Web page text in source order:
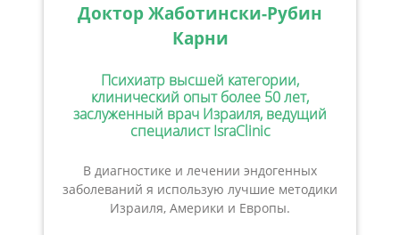
Доктор Жаботински-Рубин
Карни
Психиатр высшей категории,
клинический опыт более 50 лет,
заслуженный врач Израиля, ведущий
специалист IsraClinic
В диагностике и лечении эндогенных
заболеваний я использую лучшие методики
Израиля, Америки и Европы.